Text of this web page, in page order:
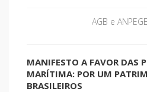
AGB e ANPEGE
MANIFESTO A FAVOR DAS
MARÍTIMA: POR UM
BRASILEIROS